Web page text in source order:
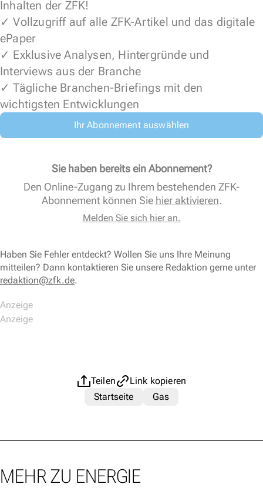
Inhalten der ZFK!
✓ Vollzugriff auf alle ZFK-Artikel und das digitale
ePaper
✓ Exklusive Analysen, Hintergründe und
Interviews aus der Branche
✓ Tägliche Branchen-Briefings mit den
wichtigsten Entwicklungen
Ihr Abonnement auswählen
Sie haben bereits ein Abonnement?
Den Online-Zugang zu Ihrem bestehenden ZFK-
Abonnement können Sie hier aktivieren.
Melden Sie sich hier an.
Haben Sie Fehler entdeckt? Wollen Sie uns Ihre Meinung
mitteilen? Dann kontaktieren Sie unsere Redaktion gerne unter
redaktion@zfk.de.
Teilen
Link kopieren
Startseite
Gas
MEHR ZU ENERGIE